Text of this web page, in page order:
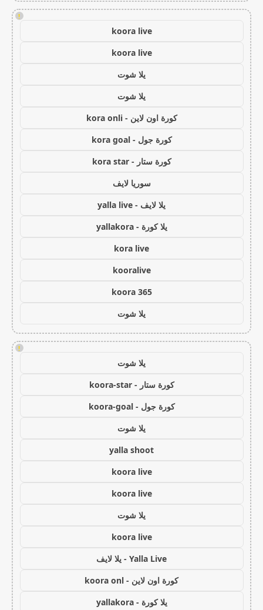
!
koora live
koora live
يلا شوت
يلا شوت
كورة اون لاين - kora onli
كورة جول - kora goal
كورة ستار - kora star
سوريا لايف
يلا لايف - yalla live
يلا كورة - yallakora
kora live
kooralive
koora 365
يلا شوت
!
يلا شوت
كورة ستار - koora-star
كورة جول - koora-goal
يلا شوت
yalla shoot
koora live
koora live
يلا شوت
koora live
Yalla Live - يلا لايف
كورة اون لاين - koora onl
يلا كورة - yallakora